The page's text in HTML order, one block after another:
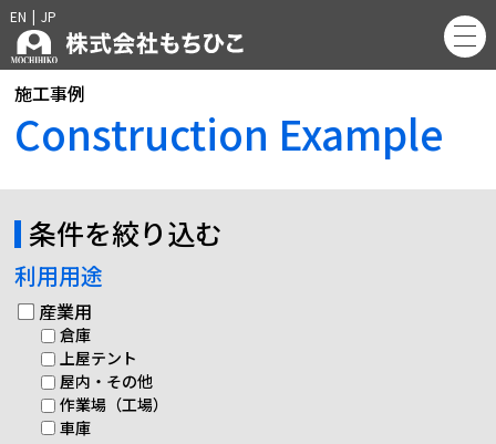
EN | JP
施工事例
Construction Example
条件を絞り込む
利用用途
産業用
倉庫
上屋テント
屋内・その他
作業場（工場）
車庫